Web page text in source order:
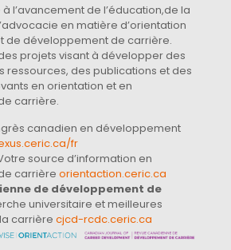
à l’avancement de l’éducation,de la
en matière d’orientation
de développement de carrière.
des projets visant à développer des
ressources, des publications et des
en orientation et en
carrière.
canadien en développement
fr
source d’information en
carrière orientaction.ceric.ca
de développement de
universitaire et meilleures
carrière cjcd-rcdc.ceric.ca